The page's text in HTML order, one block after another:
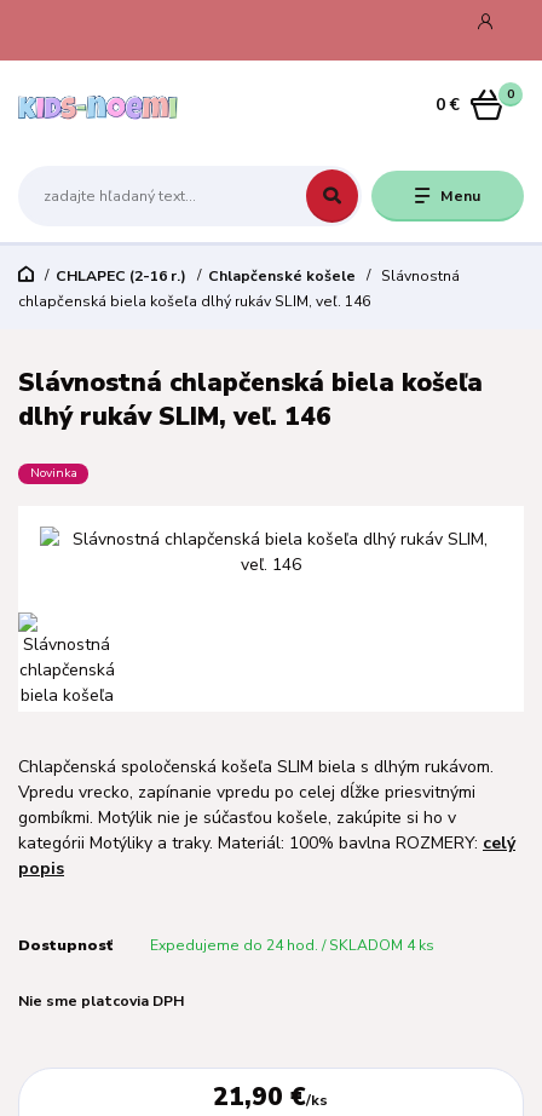
Menu
0
0 €
CHLAPEC (2-16 r.) Chlapčenské košele
Slávnostná
chlapčenská biela košeľa dlhý rukáv SLIM, veľ. 146
Slávnostná chlapčenská biela košeľa
dlhý rukáv SLIM, veľ. 146
Novinka
Chlapčenská spoločenská košeľa SLIM biela s dlhým rukávom.
Vpredu vrecko, zapínanie vpredu po celej dĺžke priesvitnými
gombíkmi. Motýlik nie je súčasťou košele, zakúpite si ho v
kategórii Motýliky a traky. Materiál: 100% bavlna ROZMERY: celý
popis
Dostupnosť Expedujeme do 24 hod. / SKLADOM 4 ks
Nie sme platcovia DPH
21,90 €/ks